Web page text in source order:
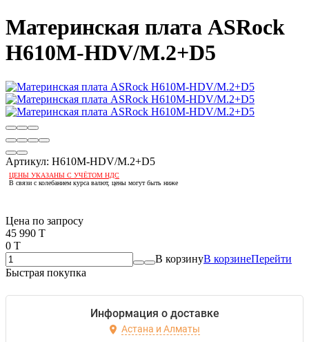
Материнская плата ASRock
H610M-HDV/M.2+D5
Артикул: H610M-HDV/M.2+D5
ЦЕНЫ УКАЗАНЫ С УЧЁТОМ НДС
В связи с колебанием курса валют, цены могут быть ниже
Цена по запросу
45 990 T
0 T
В корзинуВ корзинеПерейти
Быстрая покупка
Информация о доставке
Астана и Алматы